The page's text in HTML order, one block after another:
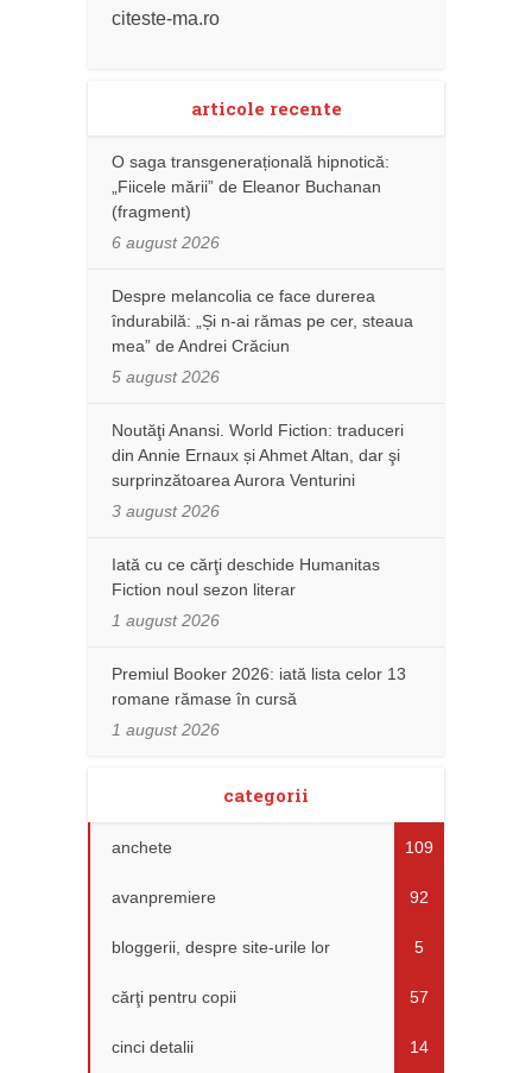
citeste-ma.ro
articole recente
O saga transgenerațională hipnotică:
„Fiicele mării” de Eleanor Buchanan
(fragment)
6 august 2026
Despre melancolia ce face durerea
îndurabilă: „Și n-ai rămas pe cer, steaua
mea” de Andrei Crăciun
5 august 2026
Noutăţi Anansi. World Fiction: traduceri
din Annie Ernaux și Ahmet Altan, dar şi
surprinzătoarea Aurora Venturini
3 august 2026
Iată cu ce cărţi deschide Humanitas
Fiction noul sezon literar
1 august 2026
Premiul Booker 2026: iată lista celor 13
romane rămase în cursă
1 august 2026
categorii
anchete 109
avanpremiere 92
bloggerii, despre site-urile lor 5
cărţi pentru copii 57
cinci detalii 14